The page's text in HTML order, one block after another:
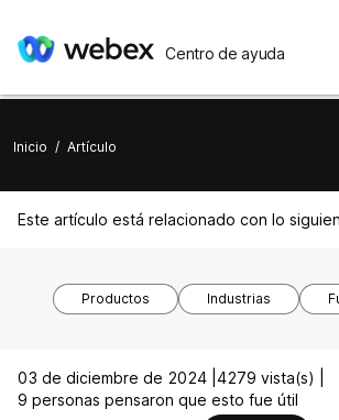
Centro de ayuda
Inicio / Artículo
Este artículo está relacionado con lo
Productos Industrias
03 de diciembre de 2024 | 4279 vista(s) |
9 personas pensaron que esto fue útil